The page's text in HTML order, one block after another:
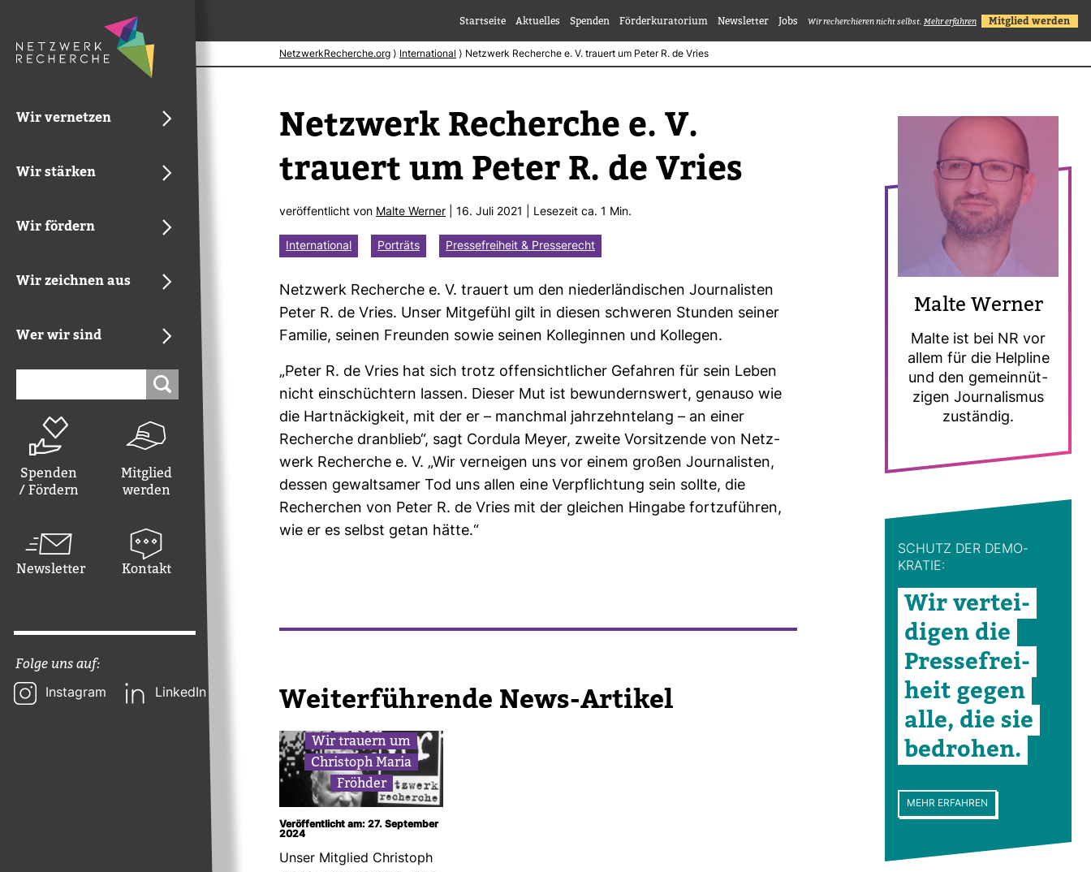
Wir vernetzen
Wir stärken
Wir fördern
Wir zeichnen aus
Wer wir sind
Spenden
/ Fördern
Mitglied
werden
Newsletter Kontakt
Folge uns auf:
Instagram LinkedIn
Startseite Aktuelles Spenden Förderkuratorium Newsletter Jobs Wir recherchieren nicht selbst. Mehr erfahren Mitglied werden
NetzwerkRecherche.org ⟩ International ⟩ Netzwerk Recherche e. V. trauert um Peter R. de Vries
Netz­werk Recherche e. V.
trauert um Peter R. de Vries
ver­öf­fent­licht von Malte Werner | 16. Juli 2021 | Lese­zeit ca. 1 Min.
International Porträts Pressefreiheit & Presserecht
Netz­werk Recherche e. V. trauert um den nie­der­län­di­schen Jour­na­listen
Peter R. de Vries. Unser Mit­ge­fühl gilt in diesen schweren Stunden seiner
Familie, seinen Freunden sowie seinen Kol­le­ginnen und Kol­legen.
„Peter R. de Vries hat sich trotz offen­sicht­li­cher Gefahren für sein Leben
nicht ein­schüch­tern lassen. Dieser Mut ist bewun­derns­wert, genauso wie
die Hart­nä­ckig­keit, mit der er – manchmal jahr­zehn­te­lang – an einer
Recherche dran­blieb“, sagt Cor­dula Meyer, zweite Vor­sit­zende von Netz­
werk Recherche e. V. „Wir ver­neigen uns vor einem großen Jour­na­listen,
dessen gewalt­samer Tod uns allen eine Ver­pflich­tung sein sollte, die
Recher­chen von Peter R. de Vries mit der glei­chen Hin­gabe fort­zu­führen,
wie er es selbst getan hätte.“
Wei­ter­füh­rende News-​Artikel
Wir trauern um
Chris­toph Maria
Fröhder
Veröffentlicht am: 27. September
2024
Unser Mit­glied Chris­toph
Malte Werner
Malte ist bei NR vor
allem für die Hel­pline
und den gemein­nüt­
zigen Jour­na­lismus
zuständig.
SCHUTZ DER DEMO­
KRATIE:
Wir ver­tei­
digen die
Pres­se­frei­
heit gegen
alle, die sie
bedrohen.
MEHR ERFAHREN